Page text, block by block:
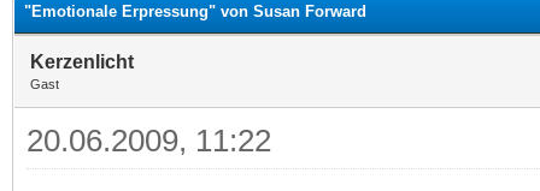
"Emotionale Erpressung" von Susan Forward
Kerzenlicht
Gast
20.06.2009, 11:22